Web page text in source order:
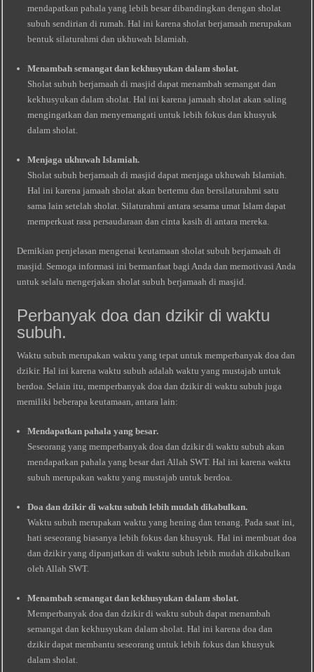
mendapatkan pahala yang lebih besar dibandingkan dengan sholat
subuh sendirian di rumah. Hal ini karena sholat berjamaah merupakan
bentuk silaturahmi dan ukhuwah Islamiah.
Menambah semangat dan kekhusyukan dalam sholat.
Sholat subuh berjamaah di masjid dapat menambah semangat dan
kekhusyukan dalam sholat. Hal ini karena jamaah sholat akan saling
mengingatkan dan menyemangati untuk lebih fokus dan khusyuk
dalam sholat.
Menjaga ukhuwah Islamiah.
Sholat subuh berjamaah di masjid dapat menjaga ukhuwah Islamiah.
Hal ini karena jamaah sholat akan bertemu dan bersilaturahmi satu
sama lain setelah sholat. Silaturahmi antara sesama umat Islam dapat
memperkuat rasa persaudaraan dan cinta kasih di antara mereka.
Demikian penjelasan mengenai keutamaan sholat subuh berjamaah di
masjid. Semoga informasi ini bermanfaat bagi Anda dan memotivasi Anda
untuk selalu mengerjakan sholat subuh berjamaah di masjid.
Perbanyak doa dan dzikir di waktu
subuh.
Waktu subuh merupakan waktu yang tepat untuk memperbanyak doa dan
dzikir. Hal ini karena waktu subuh adalah waktu yang mustajab untuk
berdoa. Selain itu, memperbanyak doa dan dzikir di waktu subuh juga
memiliki beberapa keutamaan, antara lain:
Mendapatkan pahala yang besar.
Seseorang yang memperbanyak doa dan dzikir di waktu subuh akan
mendapatkan pahala yang besar dari Allah SWT. Hal ini karena waktu
subuh merupakan waktu yang mustajab untuk berdoa.
Doa dan dzikir di waktu subuh lebih mudah dikabulkan.
Waktu subuh merupakan waktu yang hening dan tenang. Pada saat ini,
hati seseorang biasanya lebih fokus dan khusyuk. Hal ini membuat doa
dan dzikir yang dipanjatkan di waktu subuh lebih mudah dikabulkan
oleh Allah SWT.
Menambah semangat dan kekhusyukan dalam sholat.
Memperbanyak doa dan dzikir di waktu subuh dapat menambah
semangat dan kekhusyukan dalam sholat. Hal ini karena doa dan
dzikir dapat membantu seseorang untuk lebih fokus dan khusyuk
dalam sholat.